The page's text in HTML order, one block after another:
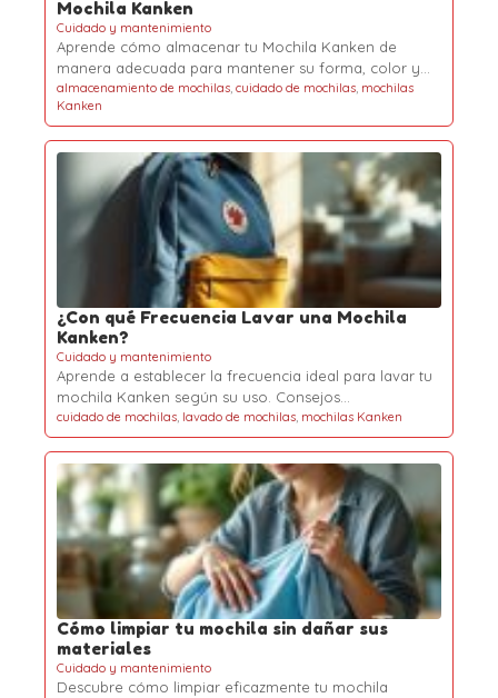
Mochila Kanken
Cuidado y mantenimiento
Aprende cómo almacenar tu Mochila Kanken de
manera adecuada para mantener su forma, color y…
almacenamiento de mochilas, cuidado de mochilas, mochilas
Kanken
¿Con qué Frecuencia Lavar una Mochila
Kanken?
Cuidado y mantenimiento
Aprende a establecer la frecuencia ideal para lavar tu
mochila Kanken según su uso. Consejos…
cuidado de mochilas, lavado de mochilas, mochilas Kanken
Cómo limpiar tu mochila sin dañar sus
materiales
Cuidado y mantenimiento
Descubre cómo limpiar eficazmente tu mochila